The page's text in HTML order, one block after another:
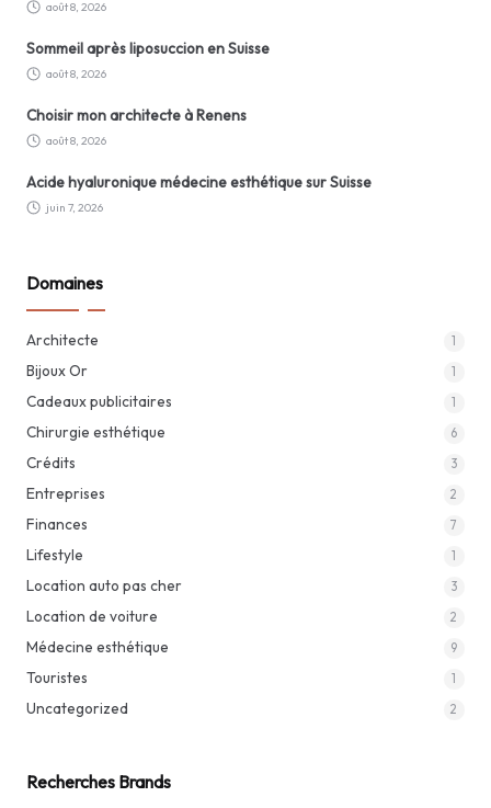
août 8, 2026
Sommeil après liposuccion en Suisse
août 8, 2026
Choisir mon architecte à Renens
août 8, 2026
Acide hyaluronique médecine esthétique sur Suisse
juin 7, 2026
Domaines
Architecte 1
Bijoux Or 1
Cadeaux publicitaires 1
Chirurgie esthétique 6
Crédits 3
Entreprises 2
Finances 7
Lifestyle 1
Location auto pas cher 3
Location de voiture 2
Médecine esthétique 9
Touristes 1
Uncategorized 2
Recherches Brands